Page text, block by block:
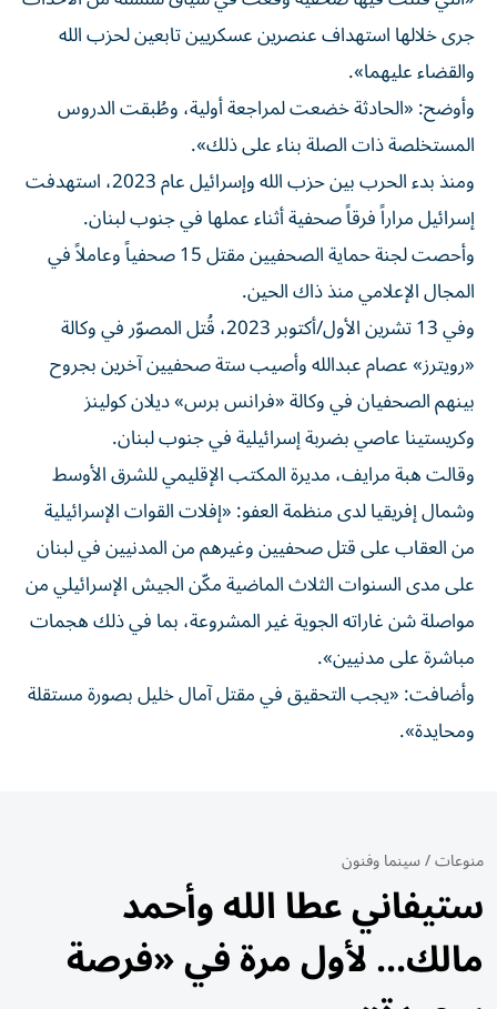
جرى خلالها استهداف عنصرين عسكريين تابعين لحزب الله
والقضاء عليهما».
وأوضح: «الحادثة خضعت لمراجعة أولية، وطُبقت الدروس
المستخلصة ذات الصلة بناء على ذلك».
ومنذ بدء الحرب بين حزب الله وإسرائيل عام 2023، استهدفت
إسرائيل مراراً فرقاً صحفية أثناء عملها في جنوب لبنان.
وأحصت لجنة حماية الصحفيين مقتل 15 صحفياً وعاملاً في
المجال الإعلامي منذ ذاك الحين.
وفي 13 تشرين الأول/أكتوبر 2023، قُتل المصوّر في وكالة
«رويترز» عصام عبدالله وأصيب ستة صحفيين آخرين بجروح
بينهم الصحفيان في وكالة «فرانس برس» ديلان كولينز
وكريستينا عاصي بضربة إسرائيلية في جنوب لبنان.
وقالت هبة مرايف، مديرة المكتب الإقليمي للشرق الأوسط
وشمال إفريقيا لدى منظمة العفو: «إفلات القوات الإسرائيلية
من العقاب على قتل صحفيين وغيرهم من المدنيين في لبنان
على مدى السنوات الثلاث الماضية مكّن الجيش الإسرائيلي من
مواصلة شن غاراته الجوية غير المشروعة، بما في ذلك هجمات
مباشرة على مدنيين».
وأضافت: «يجب التحقيق في مقتل آمال خليل بصورة مستقلة
ومحايدة».
منوعات/سينما وفنون
ستيفاني عطا الله وأحمد
مالك... لأول مرة في «فرصة